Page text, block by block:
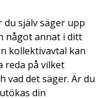
du själv säger upp
något annat i ditt
kollektivavtal kan
reda på vilket
vad det säger. Är du
din